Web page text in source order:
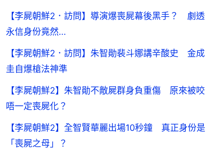
【李屍朝鮮2．訪問】導演爆喪屍幕後黑手？ 劇透
永信身份竟然...
【李屍朝鮮2．訪問】朱智勛裴斗娜講辛酸史 金成
圭自爆槍法神準
【李屍朝鮮2】朱智勛不敵屍群身負重傷 原來被咬
唔一定喪屍化？
【李屍朝鮮2】全智賢華麗出場10秒鐘 真正身份是
「喪屍之母」？